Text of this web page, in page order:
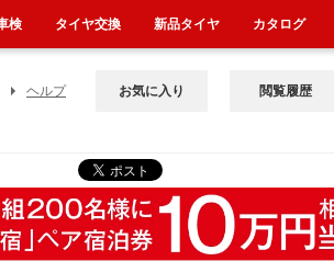
ヘルプ お気に入り 閲覧履歴
検 タイヤ交換 新品タイヤ カタログ